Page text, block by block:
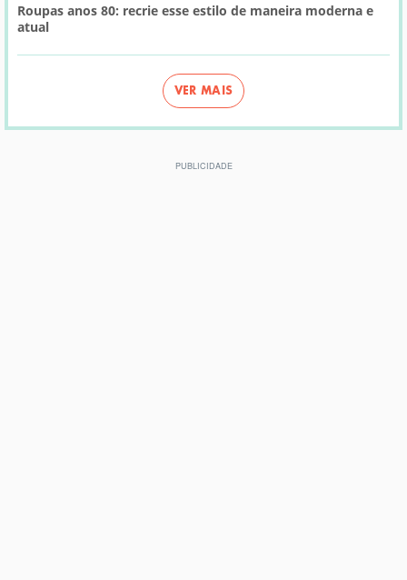
Roupas anos 80: recrie esse estilo de maneira moderna e
atual
VER MAIS